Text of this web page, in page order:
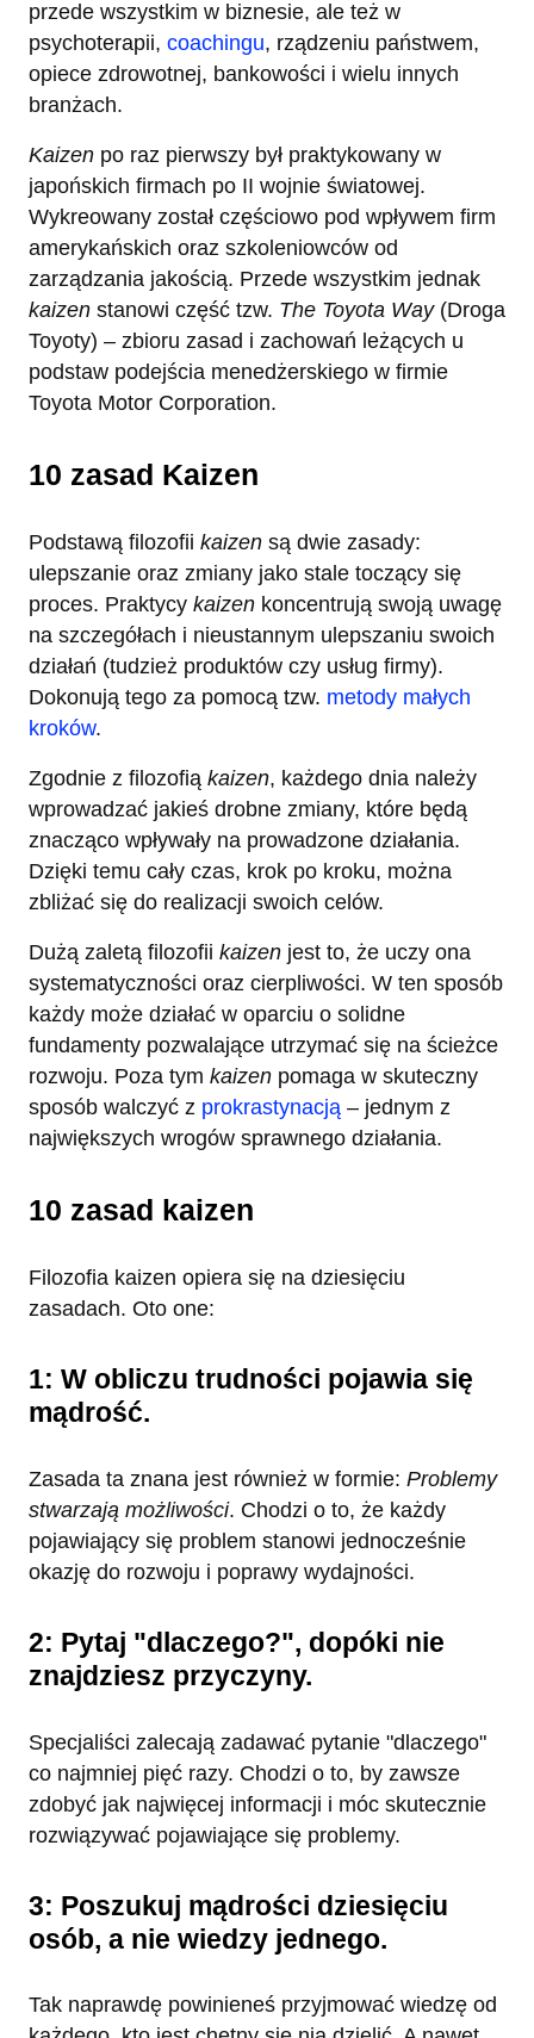
przede wszystkim w biznesie, ale też w
psychoterapii, coachingu, rządzeniu państwem,
opiece zdrowotnej, bankowości i wielu innych
branżach.
Kaizen po raz pierwszy był praktykowany w
japońskich firmach po II wojnie światowej.
Wykreowany został częściowo pod wpływem firm
amerykańskich oraz szkoleniowców od
zarządzania jakością. Przede wszystkim jednak
kaizen stanowi część tzw. The Toyota Way(Droga
Toyoty) – zbioru zasad i zachowań leżących u
podstaw podejścia menedżerskiego w firmie
Toyota Motor Corporation.
10 zasad Kaizen
Podstawą filozofii kaizen są dwie zasady:
ulepszanie oraz zmiany jako stale toczący się
proces. Praktycy kaizen koncentrują swoją uwagę
na szczegółach i nieustannym ulepszaniu swoich
działań (tudzież produktów czy usług firmy).
Dokonują tego za pomocą tzw. metody małych
kroków.
Zgodnie z filozofią kaizen, każdego dnia należy
wprowadzać jakieś drobne zmiany, które będą
znacząco wpływały na prowadzone działania.
Dzięki temu cały czas, krok po kroku, można
zbliżać się do realizacji swoich celów.
Dużą zaletą filozofii kaizen jest to, że uczy ona
systematyczności oraz cierpliwości. W ten sposób
każdy może działać w oparciu o solidne
fundamenty pozwalające utrzymać się na ścieżce
rozwoju. Poza tym kaizen pomaga w skuteczny
sposób walczyć z prokrastynacją – jednym z
największych wrogów sprawnego działania.
10 zasad kaizen
Filozofia kaizen opiera się na dziesięciu
zasadach. Oto one:
1: W obliczu trudności pojawia się
mądrość.
Zasada ta znana jest również w formie: Problemy
stwarzają możliwości. Chodzi o to, że każdy
pojawiający się problem stanowi jednocześnie
okazję do rozwoju i poprawy wydajności.
2: Pytaj "dlaczego?", dopóki nie
znajdziesz przyczyny.
Specjaliści zalecają zadawać pytanie "dlaczego"
co najmniej pięć razy. Chodzi o to, by zawsze
zdobyć jak najwięcej informacji i móc skutecznie
rozwiązywać pojawiające się problemy.
3: Poszukuj mądrości dziesięciu
osób, a nie wiedzy jednego.
Tak naprawdę powinieneś przyjmować wiedzę od